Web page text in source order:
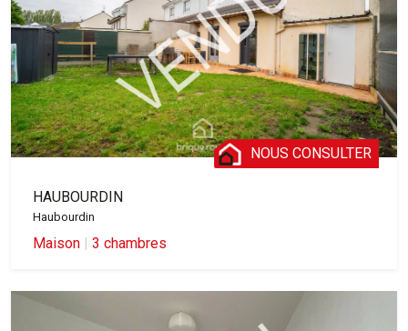
NOUS CONSULTER
HAUBOURDIN
Haubourdin
Maison | 3 chambres